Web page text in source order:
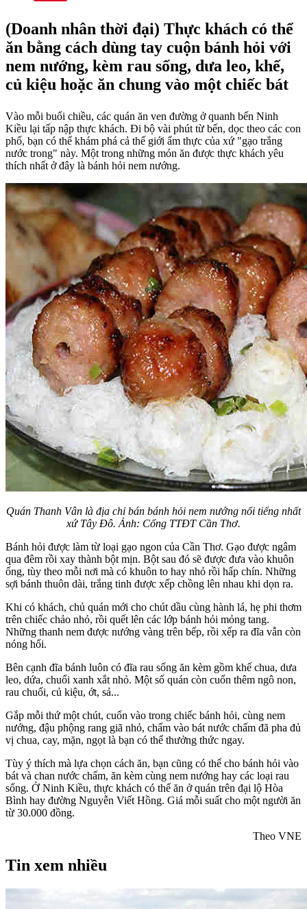
(Doanh nhân thời đại) Thực khách có thể
ăn bằng cách dùng tay cuộn bánh hỏi với
nem nướng, kèm rau sống, dưa leo, khế,
củ kiệu hoặc ăn chung vào một chiếc bát
Vào mỗi buổi chiều, các quán ăn ven đường ở quanh bến Ninh
Kiều lại tấp nập thực khách. Đi bộ vài phút từ bến, dọc theo các con
phố, bạn có thể khám phá cả thế giới ẩm thực của xứ "gạo trắng
nước trong" này. Một trong những món ăn được thực khách yêu
thích nhất ở đây là bánh hỏi nem nướng.
Quán Thanh Vân là địa chỉ bán bánh hỏi nem nướng nổi tiếng nhất
xứ Tây Đô. Ảnh: Cổng TTĐT Cần Thơ.
Bánh hỏi được làm từ loại gạo ngon của Cần Thơ. Gạo được ngâm
qua đêm rồi xay thành bột mịn. Bột sau đó sẽ được đưa vào khuôn
ống, tùy theo mỗi nơi mà có khuôn to hay nhỏ rồi hấp chín. Những
sợi bánh thuôn dài, trắng tinh được xếp chồng lên nhau khi dọn ra.
Khi có khách, chủ quán mới cho chút dầu cùng hành lá, hẹ phi thơm
trên chiếc chảo nhỏ, rồi quết lên các lớp bánh hỏi mỏng tang.
Những thanh nem được nướng vàng trên bếp, rồi xếp ra đĩa vẫn còn
nóng hổi.
Bên cạnh đĩa bánh luôn có đĩa rau sống ăn kèm gồm khế chua, dưa
leo, dứa, chuối xanh xắt nhỏ. Một số quán còn cuốn thêm ngô non,
rau chuối, củ kiệu, ớt, sả...
Gắp mỗi thứ một chút, cuốn vào trong chiếc bánh hỏi, cùng nem
nướng, đậu phộng rang giã nhỏ, chấm vào bát nước chấm đã pha đủ
vị chua, cay, mặn, ngọt là bạn có thể thưởng thức ngay.
Tùy ý thích mà lựa chọn cách ăn, bạn cũng có thể cho bánh hỏi vào
bát và chan nước chấm, ăn kèm cùng nem nướng hay các loại rau
sống. Ở Ninh Kiều, thực khách có thể ăn ở quán trên đại lộ Hòa
Bình hay đường Nguyễn Viết Hồng. Giá mỗi suất cho một người ăn
từ 30.000 đồng.
Theo VNE
Tin xem nhiều